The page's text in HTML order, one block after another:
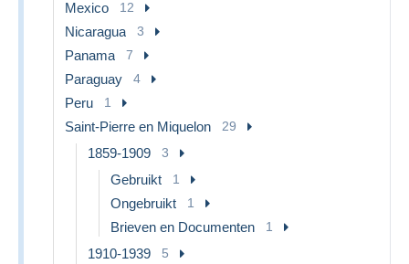
Mexico 12
Nicaragua 3
Panama 7
Paraguay 4
Peru 1
Saint-Pierre en Miquelon 29
1859-1909 3
Gebruikt 1
Ongebruikt 1
Brieven en Documenten 1
1910-1939 5